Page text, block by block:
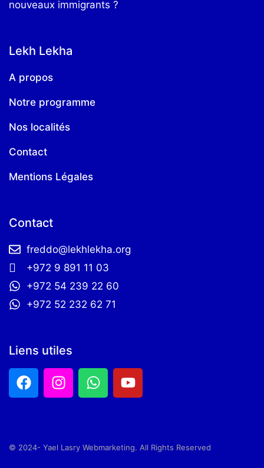
nouveaux immigrants ?
Lekh Lekha
A propos
Notre programme
Nos localités
Contact
Mentions Légales
Contact
freddo@lekhlekha.org
+972 9 891 11 03
+972 54 239 22 60
+972 52 232 62 71
Liens utiles
© 2024- Yael Lasry Webmarketing. All Rights Reserved